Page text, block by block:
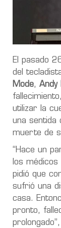
El pasado
del
Mode, Andy
fallecimiento,
utilizar la
una sentida
muerte de
“Hace un
los
pidió que
sufrió una
casa.
pronto,